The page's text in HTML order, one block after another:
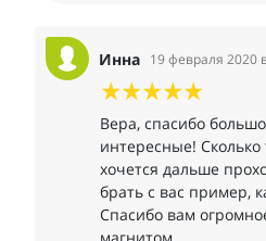
Инна 19 февраля 2020
Вера, спасибо
интересные!
хочется дальше
брать с вас пример,
Спасибо вам